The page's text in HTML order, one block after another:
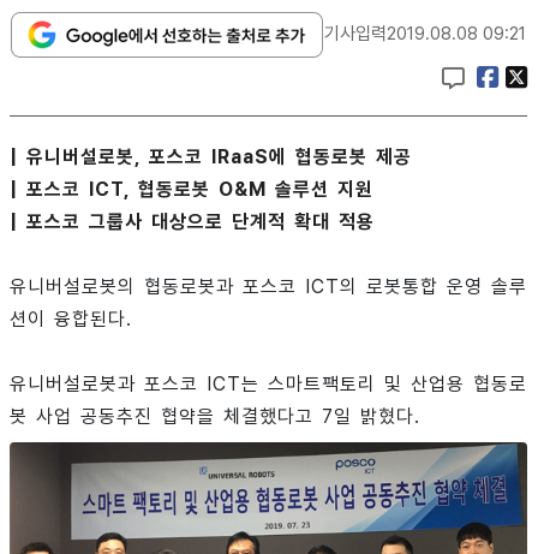
기사입력2019.08.08 09:21
| 유니버설로봇, 포스코 IRaaS에 협동로봇 제공
| 포스코 ICT, 협동로봇 O&M 솔루션 지원
| 포스코 그룹사 대상으로 단계적 확대 적용
유니버설로봇의 협동로봇과 포스코 ICT의 로봇통합 운영 솔루
션이 융합된다.
유니버설로봇과 포스코 ICT는 스마트팩토리 및 산업용 협동로
봇 사업 공동추진 협약을 체결했다고 7일 밝혔다.